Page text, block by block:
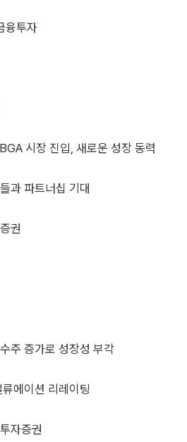
융투자
시장 진입, 새로운 성장 동력
과 파트너십 기대
권
주 증가로 성장성 부각
에이션 리레이팅
자증권